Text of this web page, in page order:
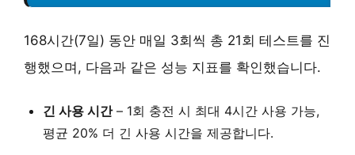
168시간(7일) 동안 매일 3회씩 총 21회 테스트를 진
행했으며, 다음과 같은 성능 지표를 확인했습니다.
긴 사용 시간– 1회 충전 시 최대 4시간 사용 가능,
평균 20% 더 긴 사용 시간을 제공합니다.